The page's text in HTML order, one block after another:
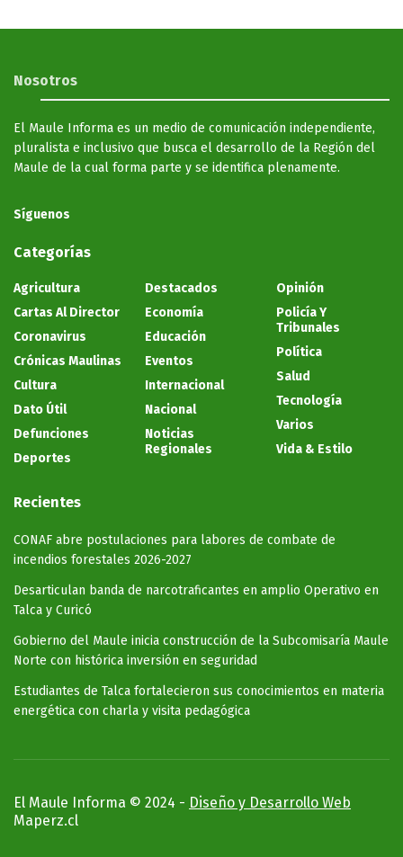
Nosotros
El Maule Informa es un medio de comunicación independiente,
pluralista e inclusivo que busca el desarrollo de la Región del
Maule de la cual forma parte y se identifica plenamente.
Síguenos
Categorías
Agricultura
Cartas Al Director
Coronavirus
Crónicas Maulinas
Cultura
Dato Útil
Defunciones
Deportes
Destacados
Economía
Educación
Eventos
Internacional
Nacional
Noticias
Regionales
Opinión
Policía Y
Tribunales
Política
Salud
Tecnología
Varios
Vida & Estilo
Recientes
CONAF abre postulaciones para labores de combate de
incendios forestales 2026-2027
Desarticulan banda de narcotraficantes en amplio Operativo en
Talca y Curicó
Gobierno del Maule inicia construcción de la Subcomisaría Maule
Norte con histórica inversión en seguridad
Estudiantes de Talca fortalecieron sus conocimientos en materia
energética con charla y visita pedagógica
El Maule Informa © 2024 - Diseño y Desarrollo Web
Maperz.cl